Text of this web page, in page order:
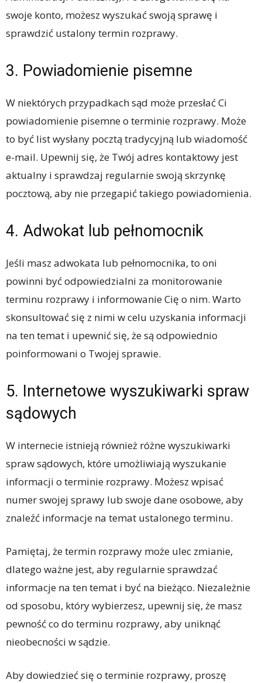
swoje konto, możesz wyszukać swoją sprawę i
sprawdzić ustalony termin rozprawy.
3. Powiadomienie pisemne
W niektórych przypadkach sąd może przesłać Ci
powiadomienie pisemne o terminie rozprawy. Może
to być list wysłany pocztą tradycyjną lub wiadomość
e-mail. Upewnij się, że Twój adres kontaktowy jest
aktualny i sprawdzaj regularnie swoją skrzynkę
pocztową, aby nie przegapić takiego powiadomienia.
4. Adwokat lub pełnomocnik
Jeśli masz adwokata lub pełnomocnika, to oni
powinni być odpowiedzialni za monitorowanie
terminu rozprawy i informowanie Cię o nim. Warto
skonsultować się z nimi w celu uzyskania informacji
na ten temat i upewnić się, że są odpowiednio
poinformowani o Twojej sprawie.
5. Internetowe wyszukiwarki spraw
sądowych
W internecie istnieją również różne wyszukiwarki
spraw sądowych, które umożliwiają wyszukanie
informacji o terminie rozprawy. Możesz wpisać
numer swojej sprawy lub swoje dane osobowe, aby
znaleźć informacje na temat ustalonego terminu.
Pamiętaj, że termin rozprawy może ulec zmianie,
dlatego ważne jest, aby regularnie sprawdzać
informacje na ten temat i być na bieżąco. Niezależnie
od sposobu, który wybierzesz, upewnij się, że masz
pewność co do terminu rozprawy, aby uniknąć
nieobecności w sądzie.
Aby dowiedzieć się o terminie rozprawy, proszę